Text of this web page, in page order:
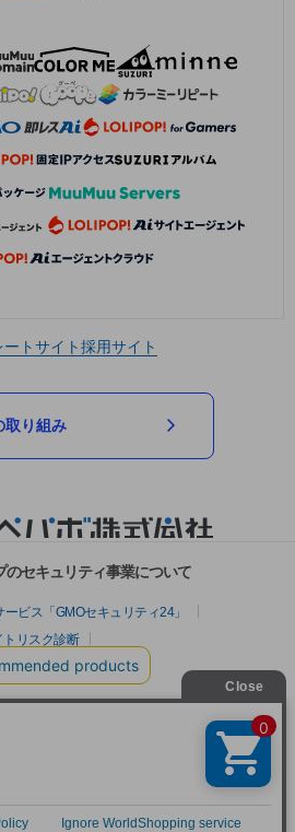
ートサイト採用サイト
取り組み
セキュリティ事業について
ビス「GMOセキュリティ24」
トリスク診断
ト
）